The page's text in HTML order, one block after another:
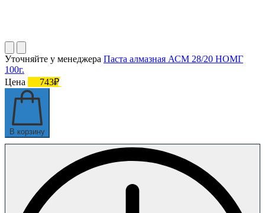
Уточняйте у менеджера Паста алмазная АСМ 28/20 НОМГ
100г.
Цена
743₽
В корзину